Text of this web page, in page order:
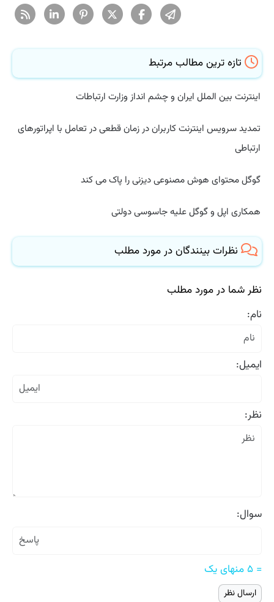
تازه ترین مطالب مرتبط
اینترنت بین الملل ایران و چشم انداز وزارت ارتباطات
تمدید سرویس اینترنت کاربران در زمان قطعی در تعامل با اپراتورهای
ارتباطی
گوگل محتوای هوش مصنوعی دیزنی را پاک می کند
همکاری اپل و گوگل علیه جاسوسی دولتی
نظرات بینندگان در مورد مطلب
نظر شما در مورد مطلب
نام:
ایمیل:
نظر:
سوال:
= ۵ منهای یک